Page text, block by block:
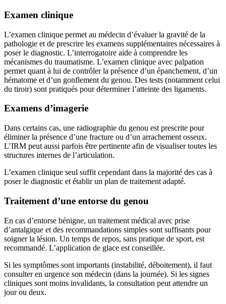
Examen clinique
L’examen clinique permet au médecin d’évaluer la gravité de la
pathologie et de prescrire les examens supplémentaires nécessaires à
poser le diagnostic. L’interrogatoire aide à comprendre les
mécanismes du traumatisme. L’examen clinique avec palpation
permet quant à lui de contrôler la présence d’un épanchement, d’un
hématome et d’un gonflement du genou. Des tests (notamment celui
du tiroir) sont pratiqués pour déterminer l’atteinte des ligaments.
Examens d’imagerie
Dans certains cas, une radiographie du genou est prescrite pour
éliminer la présence d’une fracture ou d’un arrachement osseux.
L’IRM peut aussi parfois être pertinente afin de visualiser toutes les
structures internes de l’articulation.
L’examen clinique seul suffit cependant dans la majorité des cas à
poser le diagnostic et établir un plan de traitement adapté.
Traitement d’une entorse du genou
En cas d’entorse bénigne, un traitement médical avec prise
d’antalgique et des recommandations simples sont suffisants pour
soigner la lésion. Un temps de repos, sans pratique de sport, est
recommandé. L’application de glace est conseillée.
Si les symptômes sont importants (instabilité, déboitement), il faut
consulter en urgence son médecin (dans la journée). Si les signes
cliniques sont moins invalidants, la consultation peut attendre un
jour ou deux.